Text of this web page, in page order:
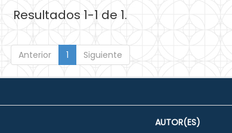
Resultados 1-1 de 1.
Anterior 1 Siguiente
AUTOR(ES)